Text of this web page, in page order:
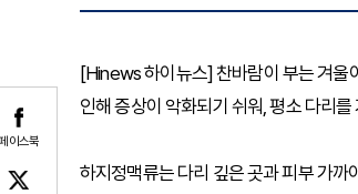
이스북
[Hinews 하이뉴스] 찬바람이 부는 겨울
인해 증상이 악화되기 쉬워, 평소 다리
하지정맥류는 다리 깊은 곳과 피부 가